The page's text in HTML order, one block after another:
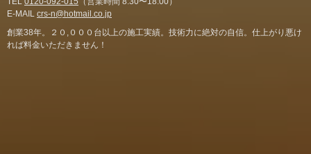
E-MAIL crs-n@hotmail.co.jp
創業38年。２０,０００台以上の施工実績。技術力に絶対の自信。仕上がり悪け
れば料金いただきません！